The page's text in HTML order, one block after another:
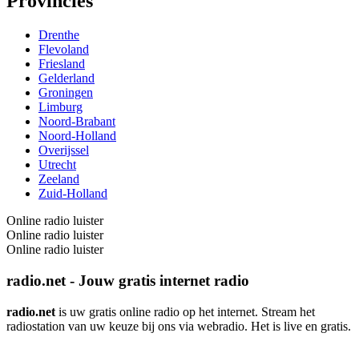
Drenthe
Flevoland
Friesland
Gelderland
Groningen
Limburg
Noord-Brabant
Noord-Holland
Overijssel
Utrecht
Zeeland
Zuid-Holland
Online radio luister
Online radio luister
Online radio luister
radio.net - Jouw gratis internet radio
radio.net is uw gratis online radio op het internet. Stream het
radiostation van uw keuze bij ons via webradio. Het is live en gratis.